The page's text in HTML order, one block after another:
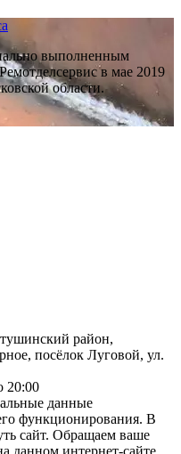
выполненным
в мае 2019
области.
район,
посёлок Луговой, ул.
20:00
данные
функционирования. В
сайт. Обращаем ваше
данном интернет-сайте